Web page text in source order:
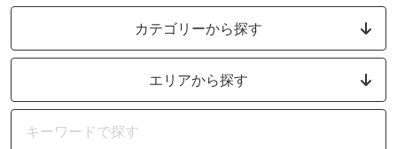
カテゴリーから探す
エリアから探す